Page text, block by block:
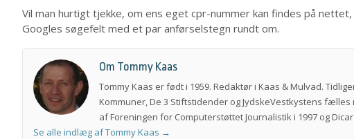
Vil man hurtigt tjekke, om ens eget cpr-nummer kan findes på
Googles søgefelt med et par anførselstegn rundt om.
Om Tommy Kaas
Tommy Kaas er født i 1959. Redaktør i Kaas & Mulvad.
Kommuner, De 3 Stiftstidender og JydskeVestkystens
af Foreningen for Computerstøttet Journalistik i 1997 og Dicar
Se alle indlæg af Tommy Kaas →